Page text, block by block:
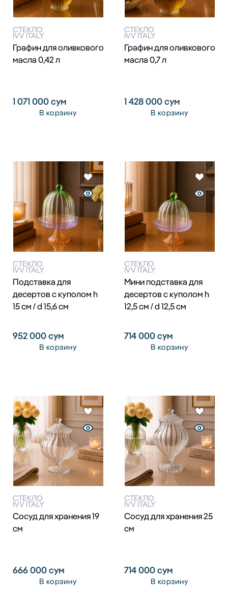
СТЕКЛО
IVV ITALY
Графин для оливкового
масла 0,42 л
1 071 000сум
В корзину
СТЕКЛО
IVV ITALY
Графин для оливкового
масла 0,7 л
1 428 000сум
В корзину
СТЕКЛО
IVV ITALY
Подставка для
десертов с куполом h
15 см / d 15,6 см
952 000сум
В корзину
СТЕКЛО
IVV ITALY
Мини подставка для
десертов с куполом h
12,5 см / d 12,5 см
714 000сум
В корзину
СТЕКЛО
IVV ITALY
Сосуд для хранения 19
см
666 000сум
В корзину
СТЕКЛО
IVV ITALY
Сосуд для хранения 25
см
714 000сум
В корзину